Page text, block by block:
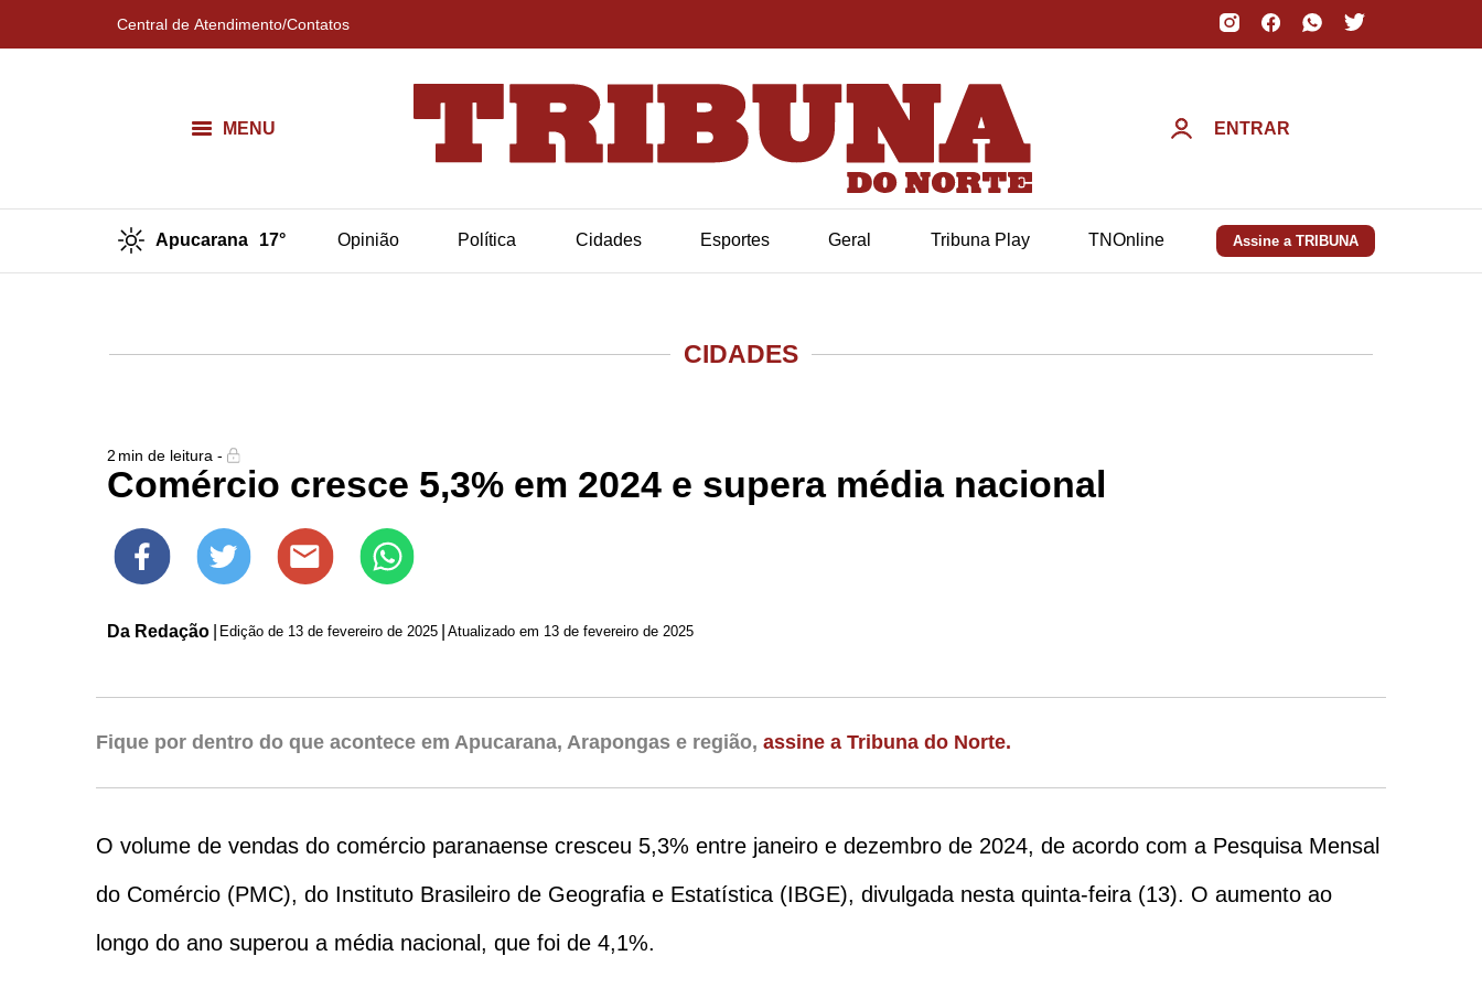
Central de Atendimento/Contatos
MENU ENTRAR
Apucarana 17° Opinião Política Cidades Esportes Geral Tribuna Play TNOnline Assine a TRIBUNA
CIDADES
2 min de leitura -
Comércio cresce 5,3% em 2024 e supera média nacional
Da Redação Edição de 13 de fevereiro de 2025 Atualizado em 13 de fevereiro de 2025
Fique por dentro do que acontece em Apucarana, Arapongas e região, assine a Tribuna do Norte.
O volume de vendas do comércio paranaense cresceu 5,3% entre janeiro e dezembro de 2024, de acordo com a Pesquisa Mensal
do Comércio (PMC), do Instituto Brasileiro de Geografia e Estatística (IBGE), divulgada nesta quinta-feira (13). O aumento ao
longo do ano superou a média nacional, que foi de 4,1%.